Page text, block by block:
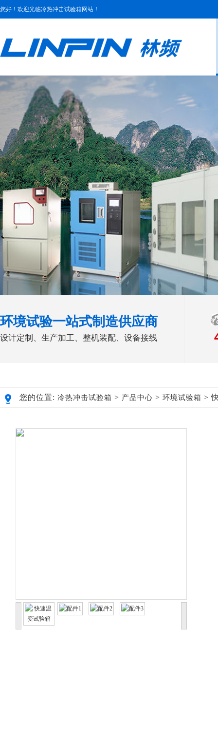
您好！欢迎光临冷热冲击试验箱网站！
环境试验一站式制造供应商
设计定制、生产加工、整机装配、设备接线
您的位置: 冷热冲击试验箱 > 产品中心 > 环境试验箱 >